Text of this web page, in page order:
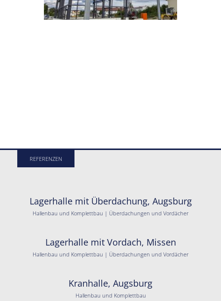
REFERENZEN
Lagerhalle mit Überdachung, Augsburg
Hallenbau und Komplettbau | Überdachungen und Vordächer
Lagerhalle mit Vordach, Missen
Hallenbau und Komplettbau | Überdachungen und Vordächer
Kranhalle, Augsburg
Hallenbau und Komplettbau